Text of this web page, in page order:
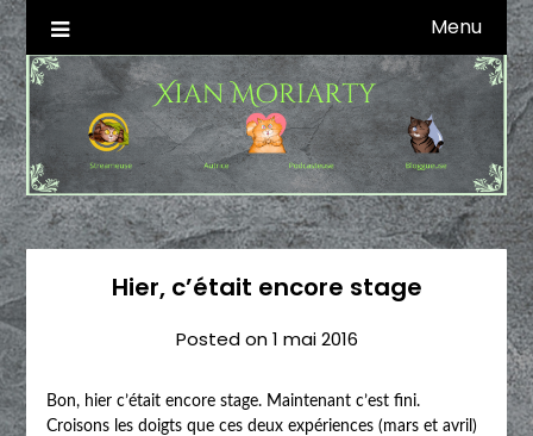
Skip
to
content
Xian Moriarty
Autrice SFFF & Blogueuse & Streameuse Menu
Hier, c’était encore stage
Posted on1 mai 2016
Bon, hier c’était encore stage. Maintenant c’est fini.
Croisons les doigts que ces deux expériences (mars et avril)